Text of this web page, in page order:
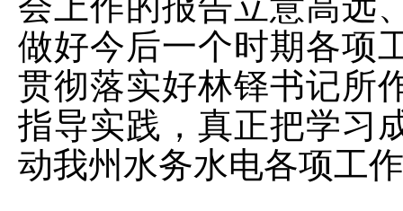
做好今后一个时期各项
贯彻落实好林铎书记所
指导实践，真正把学习
动我州水务水电各项工
上一条：甘南州水务水